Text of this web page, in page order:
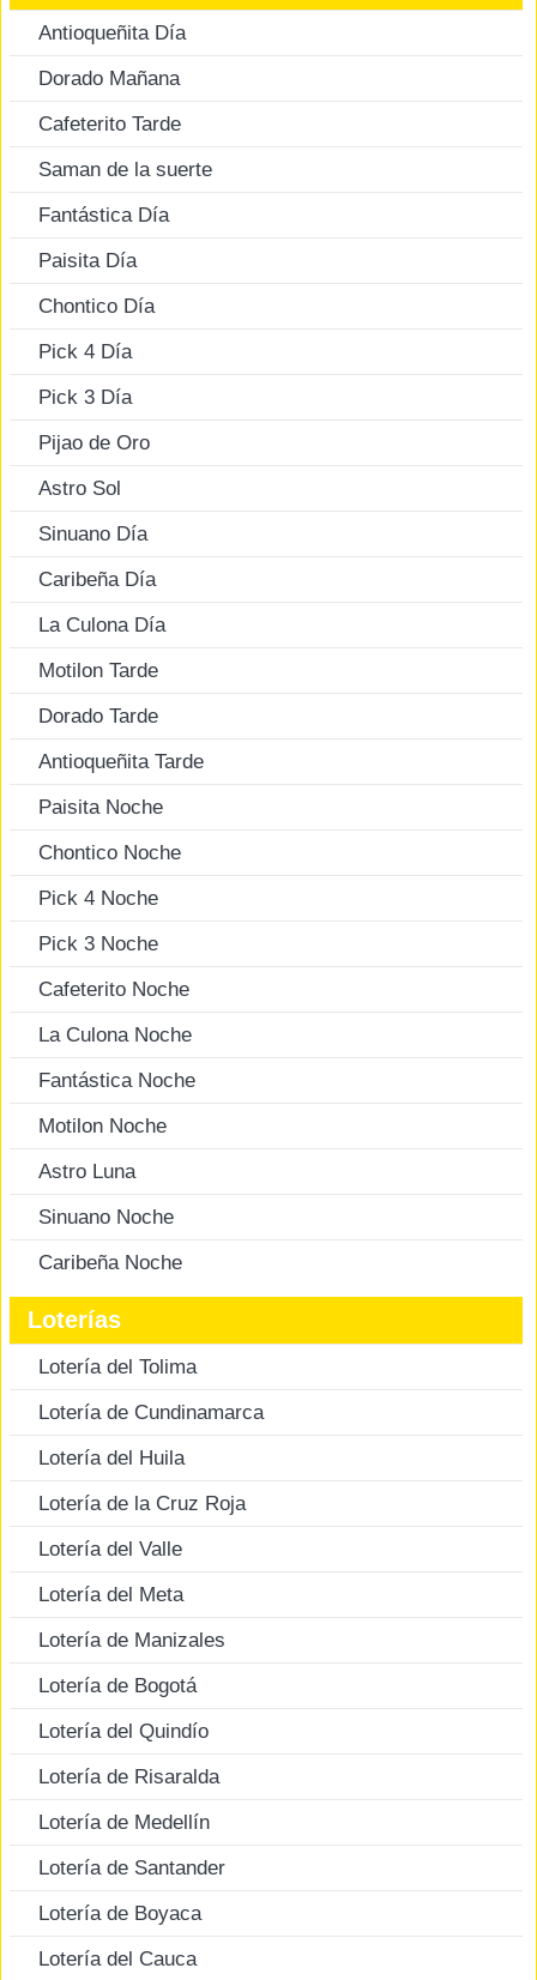
Antioqueñita Día
Dorado Mañana
Cafeterito Tarde
Saman de la suerte
Fantástica Día
Paisita Día
Chontico Día
Pick 4 Día
Pick 3 Día
Pijao de Oro
Astro Sol
Sinuano Día
Caribeña Día
La Culona Día
Motilon Tarde
Dorado Tarde
Antioqueñita Tarde
Paisita Noche
Chontico Noche
Pick 4 Noche
Pick 3 Noche
Cafeterito Noche
La Culona Noche
Fantástica Noche
Motilon Noche
Astro Luna
Sinuano Noche
Caribeña Noche
Loterías
Lotería del Tolima
Lotería de Cundinamarca
Lotería del Huila
Lotería de la Cruz Roja
Lotería del Valle
Lotería del Meta
Lotería de Manizales
Lotería de Bogotá
Lotería del Quindío
Lotería de Risaralda
Lotería de Medellín
Lotería de Santander
Lotería de Boyaca
Lotería del Cauca